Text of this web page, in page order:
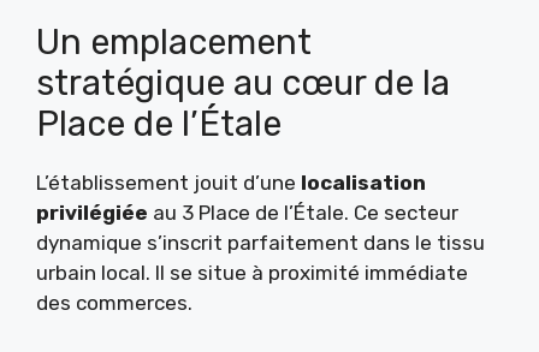
Un emplacement
stratégique au cœur de la
Place de l’Étale
L’établissement jouit d’une localisation
privilégiée au 3 Place de l’Étale. Ce secteur
dynamique s’inscrit parfaitement dans le tissu
urbain local. Il se situe à proximité immédiate
des commerces.